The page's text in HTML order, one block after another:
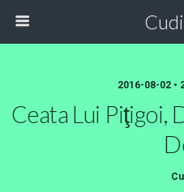
2016-08-02 •
Ceata Lui Piţigoi,